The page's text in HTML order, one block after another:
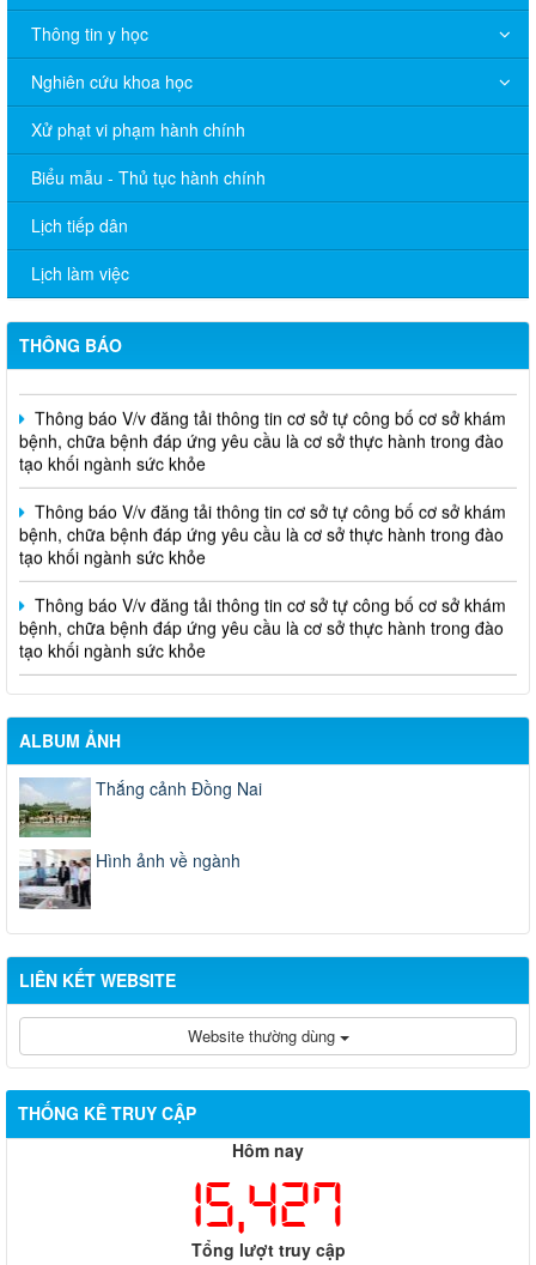
Thông tin y học
Nghiên cứu khoa học
Xử phạt vi phạm hành chính
Biểu mẫu - Thủ tục hành chính
Lịch tiếp dân
Lịch làm việc
THÔNG BÁO
THÔNG BÁO V/v niêm yết công bố Danh mục thủ tục hành
chính sửa đổi, bổ sung trong lĩnh vực phòng bệnh và an toàn
thực phẩm thuộc phạm vi quản lý của Sở Y tế thành phố Đồng
Nai
THÔNG BÁO Về việc niêm yết thủ tục hành chính bằng mã
QR-Code
Thông báo V/v đăng tải thông tin cơ sở tự công bố cơ sở khám
bệnh, chữa bệnh đáp ứng yêu cầu là cơ sở thực hành trong đào
tạo khối ngành sức khỏe
THÔNG CÁO BÁO CHÍ Văn bản quy phạm pháp luật do Ủy ban
nhân dân thành phố ban hành trong lĩnh vực Y tế
Thông báo V/v đăng tải thông tin cơ sở tự công bố cơ sở khám
bệnh, chữa bệnh đáp ứng yêu cầu là cơ sở thực hành trong đào
tạo khối ngành sức khỏe
Thông báo V/v đăng tải thông tin cơ sở tự công bố cơ sở khám
bệnh, chữa bệnh đáp ứng yêu cầu là cơ sở thực hành trong đào
tạo khối ngành sức khỏe
Thông báo V/v đăng tải thông tin cơ sở tự công bố cơ sở khám
bệnh, chữa bệnh đáp ứng yêu cầu là cơ sở thực hành trong đào
tạo khối ngành sức khỏe
ALBUM ẢNH
Thắng cảnh Đồng Nai
Hình ảnh về ngành
LIÊN KẾT WEBSITE
Website thường dùng
THỐNG KÊ TRUY CẬP
Hôm nay
15,427
Tổng lượt truy cập